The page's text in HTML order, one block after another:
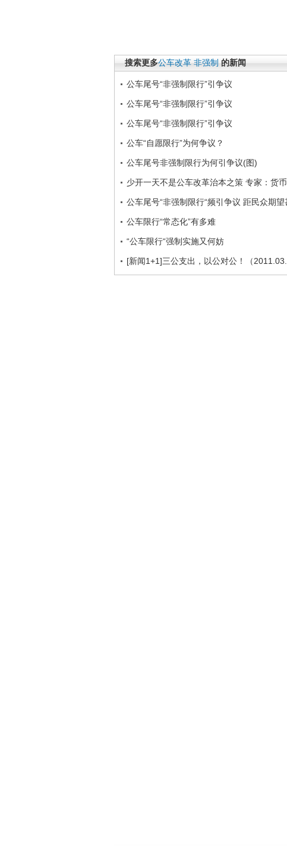
搜索更多公车改革 非强制 的新闻
公车尾号“非强制限行”引争议
公车尾号“非强制限行”引争议
公车尾号“非强制限行”引争议
公车“自愿限行”为何争议？
公车尾号非强制限行为何引争议(图)
少开一天不是公车改革治本之策 专家：货
公车尾号“非强制限行“频引争议 距民众期望
公车限行“常态化”有多难
“公车限行“强制实施又何妨
[新闻1+1]三公支出，以公对公！（